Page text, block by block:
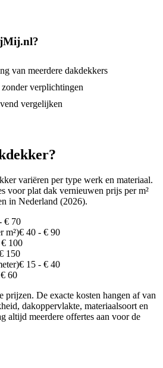
van meerdere dakdekkers
verplichtingen
vergelijken
variëren per type werk en materiaal.
voor plat dak vernieuwen prijs per m²
in Nederland (2026).
€ 70
m²)€ 40 - € 90
100
150
€ 15 - € 40
60
prijzen. De exacte kosten hangen af van
dakoppervlakte, materiaalsoort en
altijd meerdere offertes aan voor de